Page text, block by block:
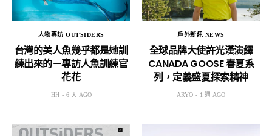
人物專訪 OUTSIDERS
台灣的美人魚幾乎都是她訓
練出來的－專訪人魚訓練官
花花
HH 6 天 AGO
戶外新訊 NEWS
全球品牌大使許光漢演繹
CANADA GOOSE 春夏系
列，定義盛夏探索精神
ARYO 1 週 AGO